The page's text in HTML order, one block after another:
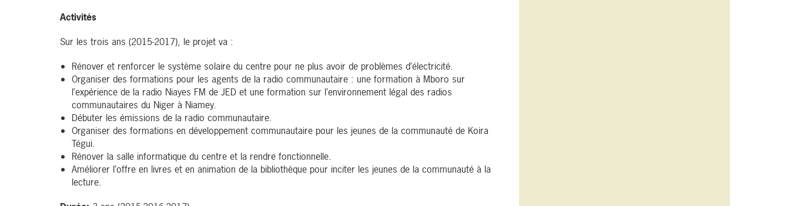
Activités
Sur les trois ans (2015-2017), le projet va :
Rénover et renforcer le système solaire du centre pour ne plus avoir de problèmes d’électricité.
Organiser des formations pour les agents de la radio communautaire : une formation à Mboro sur
l’expérience de la radio Niayes FM de JED et une formation sur l’environnement légal des radios
communautaires du Niger à Niamey.
Débuter les émissions de la radio communautaire.
Organiser des formations en développement communautaire pour les jeunes de la communauté de Koira
Tégui.
Rénover la salle informatique du centre et la rendre fonctionnelle.
Améliorer l’offre en livres et en animation de la bibliothèque pour inciter les jeunes de la communauté à la
lecture.